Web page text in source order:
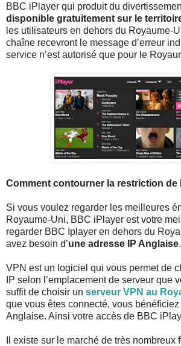
BBC iPlayer qui produit du
disponible gratuitement sur le
les utilisateurs en dehors du Royaume-
chaîne recevront le message d’erreur
service n’est autorisé que pour le
Comment contourner la restriction de
Si vous voulez regarder les meilleures
Royaume-Uni, BBC iPlayer est votre
regarder BBC Iplayer en dehors du
avez besoin d’une adresse IP Anglaise.
VPN est un logiciel qui vous permet de
IP selon l’emplacement de serveur que
suffit de choisir un serveur VPN au
que vous êtes connecté, vous bénéficiez
Anglaise. Ainsi votre accès de BBC
Il existe sur le marché de très nombreux